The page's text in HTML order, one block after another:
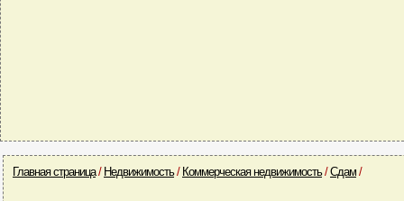
Главная страница/ Недвижимость/ Коммерческая недвижимость/Сдам /